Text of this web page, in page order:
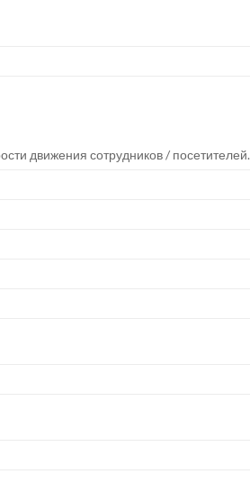
движения сотрудников / посетителей.